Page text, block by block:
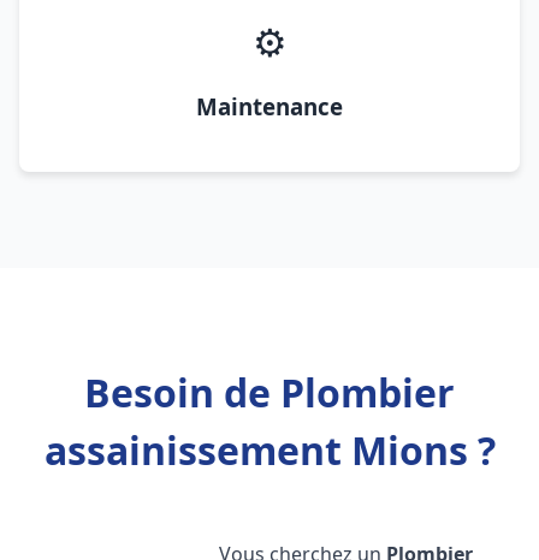
⚙️
Maintenance
Besoin de Plombier
assainissement Mions ?
Vous cherchez un Plombier